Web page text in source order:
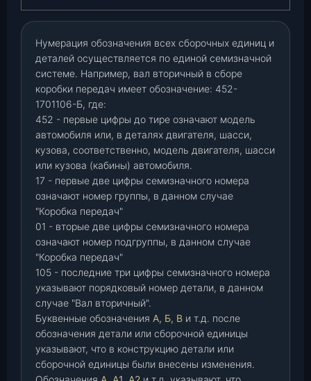
Нумерация обозначения всех сборочных единиц и
деталей осуществляется по единой семизначной
системе. Например, вал вторичный в сборе
коробки передач имеет обозначение: 452-
1701106-Б, где:
452 - первые цифры до тире означают модель
автомобиля или, в деталях двигателя, шасси,
кузова, соответственно, модель двигателя, шасси
или кузова (кабины) автомобиля.
17 - первые две цифры семизначного номера
означают номер группы, в данном случае
"Коробка передач"
01 - вторые две цифры семизначного номера
означают номер подгруппы, в данном случае
"Коробка передач"
105 - последние три цифры семизначного номера
указывают порядковый номер детали, в данном
случае "Вал вторичный".
Буквенные обозначения А, Б, В и т.д. после
обозначения детали или сборочной единицы
указывают, что в конструкцию детали или
сборочной единицы были внесены изменения.